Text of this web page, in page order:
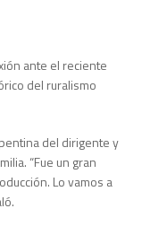
ante el reciente
del ruralismo
del dirigente y
“Fue un gran
Lo vamos a